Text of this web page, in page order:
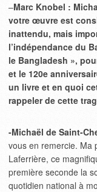
–Marc Knobel :
votre œuvre est
inattendu, mais
l’indépendance du
le Bangladesh »,
et le 120e
un livre et en quoi
rappeler de cette
-Michaël de Saint-
vous en remercie. Ma
Laferrière, ce
première seconde la
quotidien national à